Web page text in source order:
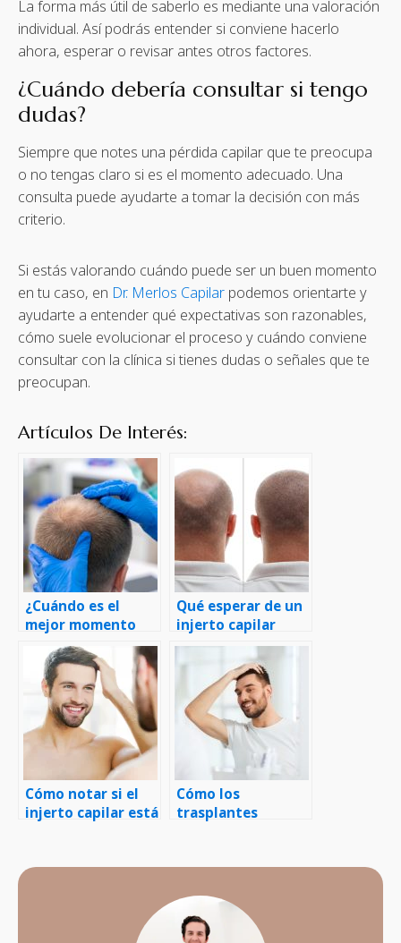
La forma más útil de saberlo es mediante una valoración
individual. Así podrás entender si conviene hacerlo
ahora, esperar o revisar antes otros factores.
¿Cuándo debería consultar si tengo
dudas?
Siempre que notes una pérdida capilar que te preocupa
o no tengas claro si es el momento adecuado. Una
consulta puede ayudarte a tomar la decisión con más
criterio.
Si estás valorando cuándo puede ser un buen momento
en tu caso, en Dr. Merlos Capilar podemos orientarte y
ayudarte a entender qué expectativas son razonables,
cómo suele evolucionar el proceso y cuándo conviene
consultar con la clínica si tienes dudas o señales que te
preocupan.
Artículos De Interés:
¿Cuándo es el
mejor momento
para realizarse un
trasplante capilar?
Qué esperar de un
injerto capilar
Cómo notar si el
injerto capilar está
Cómo los
trasplantes
apariencia facial